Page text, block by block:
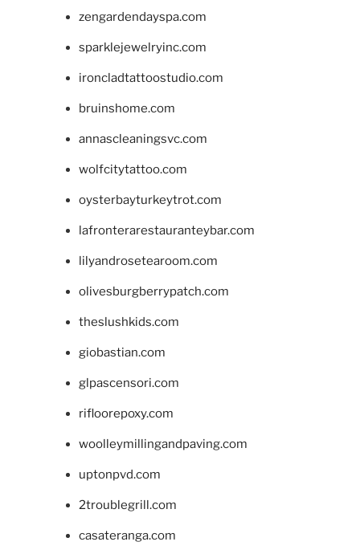
zengardendayspa.com
sparklejewelryinc.com
ironcladtattoostudio.com
bruinshome.com
annascleaningsvc.com
wolfcitytattoo.com
oysterbayturkeytrot.com
lafronterarestauranteybar.com
lilyandrosetearoom.com
olivesburgberrypatch.com
theslushkids.com
giobastian.com
glpascensori.com
rifloorepoxy.com
woolleymillingandpaving.com
uptonpvd.com
2troublegrill.com
casateranga.com